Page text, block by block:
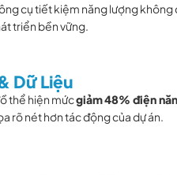
cụ tiết kiệm năng lượng
triển bền vững.
Dữ Liệu
thể hiện mứcgiảm48% điện
rõ nét hơn tác động của dự án.